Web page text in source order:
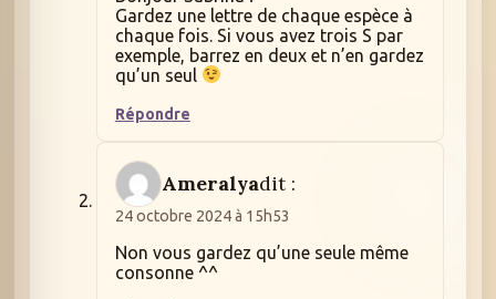
Gardez une lettre de chaque espèce à
chaque fois. Si vous avez trois S par
exemple, barrez en deux et n’en gardez
qu’un seul
Répondre
Ameralyadit :
24 octobre 2024 à 15h53
Non vous gardez qu’une seule même
consonne ^^